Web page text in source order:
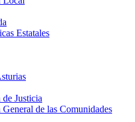
Estatales
Justicia
de las Comunidades